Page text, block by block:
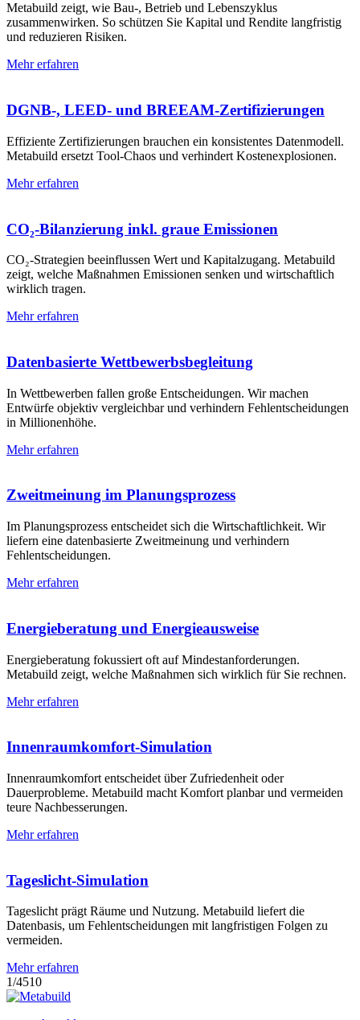
Metabuild zeigt, wie Bau-, Betrieb und Lebenszyklus
zusammenwirken. So schützen Sie Kapital und Rendite langfristig
und reduzieren Risiken.
Mehr erfahren
DGNB-, LEED- und BREEAM-Zertifizierungen
Effiziente Zertifizierungen brauchen ein konsistentes Datenmodell.
Metabuild ersetzt Tool-Chaos und verhindert Kostenexplosionen.
Mehr erfahren
CO₂-Bilanzierung inkl. graue Emissionen
CO₂-Strategien beeinflussen Wert und Kapitalzugang. Metabuild
zeigt, welche Maßnahmen Emissionen senken und wirtschaftlich
wirklich tragen.
Mehr erfahren
Datenbasierte Wettbewerbs­begleitung
In Wettbewerben fallen große Entscheidungen. Wir machen
Entwürfe objektiv vergleichbar und verhindern Fehlentscheidungen
in Millionenhöhe.
Mehr erfahren
Zweitmeinung im Planungs­prozess
Im Planungsprozess entscheidet sich die Wirtschaftlichkeit. Wir
liefern eine datenbasierte Zweitmeinung und verhindern
Fehlentscheidungen.
Mehr erfahren
Energieberatung und Energie­ausweise
Energieberatung fokussiert oft auf Mindest­anforderungen.
Metabuild zeigt, welche Maßnahmen sich wirklich für Sie rechnen.
Mehr erfahren
Innenraum­komfort-Simulation
Innenraumkomfort entscheidet über Zufriedenheit oder
Dauerprobleme. Metabuild macht Komfort planbar und vermeiden
teure Nachbesserungen.
Mehr erfahren
Tageslicht-Simulation
Tageslicht prägt Räume und Nutzung. Metabuild liefert die
Datenbasis, um Fehlentscheidungen mit langfristigen Folgen zu
vermeiden.
Mehr erfahren
1/4510